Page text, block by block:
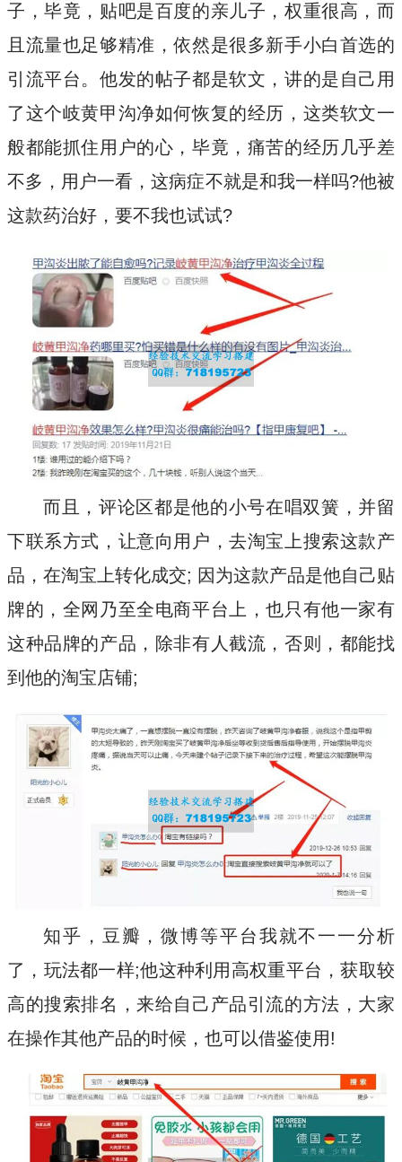
子，毕竟，贴吧是百度的亲儿子，权重很高，而
且流量也足够精准，依然是很多新手小白首选的
引流平台。他发的帖子都是软文，讲的是自己用
了这个岐黄甲沟净如何恢复的经历，这类软文一
般都能抓住用户的心，毕竟，痛苦的经历几乎差
不多，用户一看，这病症不就是和我一样吗?他被
这款药治好，要不我也试试?
而且，评论区都是他的小号在唱双簧，并留
下联系方式，让意向用户，去淘宝上搜索这款产
品，在淘宝上转化成交; 因为这款产品是他自己贴
牌的，全网乃至全电商平台上，也只有他一家有
这种品牌的产品，除非有人截流，否则，都能找
到他的淘宝店铺;
知乎，豆瓣，微博等平台我就不一一分析
了，玩法都一样;他这种利用高权重平台，获取较
高的搜索排名，来给自己产品引流的方法，大家
在操作其他产品的时候，也可以借鉴使用!